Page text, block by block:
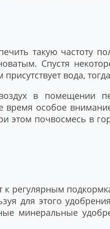
такую частоту
Спустя
вода,
в помещении
время особое
этом почвосмесь в
к регулярным
для этого
минеральные